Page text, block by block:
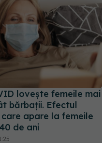
lovește femeile mai
bărbații. Efectul
apare la femeile
de ani